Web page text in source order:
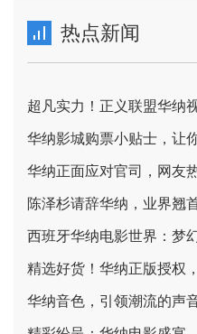
热点新闻
超凡实力！正义联盟华纳
华纳影城购票小贴士，让
陈泽杉请辞华纳，业界翘
西班牙华纳电影世界：梦
精选好货！华纳正版授权
华纳音色，引领潮流的声